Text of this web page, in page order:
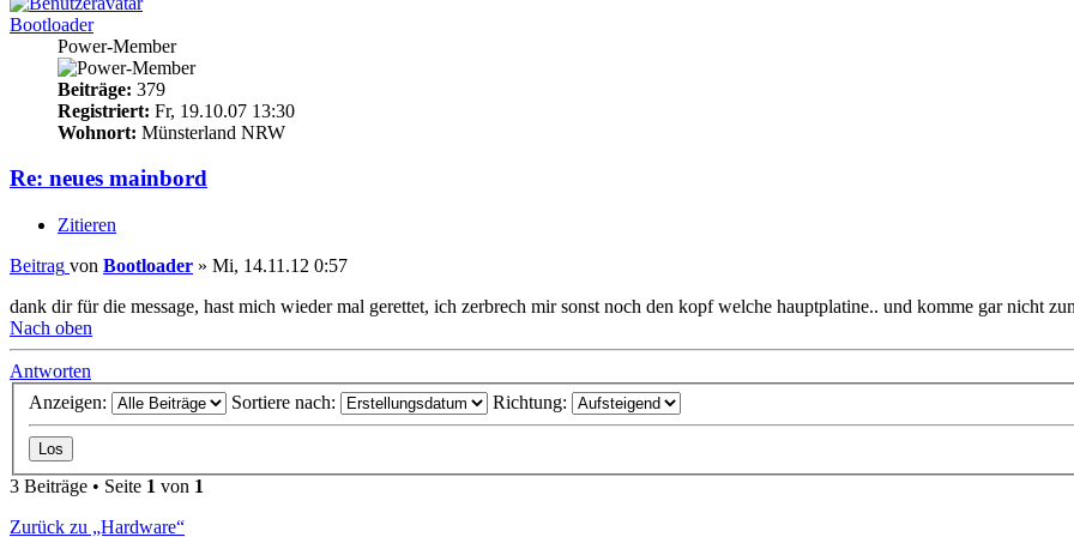
Bootloader
Power-Member
Beiträge: 379
Registriert: Fr, 19.10.07 13:30
Wohnort: Münsterland NRW
Re: neues mainbord
Zitieren
Beitrag von Bootloader » Mi, 14.11.12 0:57
dank dir für die message, hast mich wieder mal gerettet, ich zerbrech mir sonst noch den kopf welche hauptplatine.. und komme gar nicht
Nach oben
Antworten
Anzeigen:
Sortiere nach: Richtung:
3 Beiträge • Seite 1 von 1
Zurück zu „Hardware“